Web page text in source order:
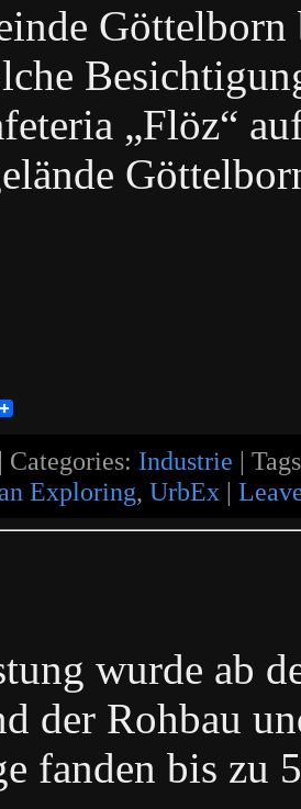
„Flöz“
Industrie |
Exploring, UrbEx |
wurde ab
der Rohbau
fanden bis zu